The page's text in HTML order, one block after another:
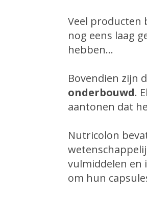
Veel producten
nog eens laag
hebben…
Bovendien zijn
onderbouwd.
aantonen dat
Nutricolon
vulmiddelen en
om hun